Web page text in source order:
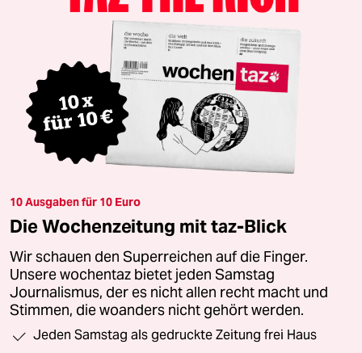
10 Ausgaben für 10 Euro
Die Wochenzeitung mit taz-Blick
Wir schauen den Superreichen auf die Finger.
Unsere wochentaz bietet jeden Samstag
Journalismus, der es nicht allen recht macht und
Stimmen, die woanders nicht gehört werden.
Jeden Samstag als gedruckte Zeitung frei Haus